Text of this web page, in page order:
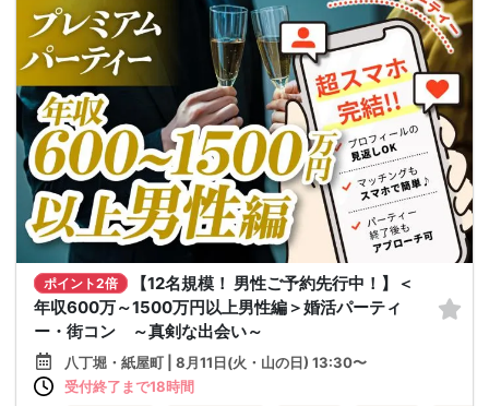
ポイント2倍
【12名規模！ 男性ご予約先行中！】＜
年収600万～1500万円以上男性編＞婚活パーティ
ー・街コン ～真剣な出会い～
八丁堀・紙屋町 | 8月11日(火・山の日) 13:30〜
受付終了まで18時間